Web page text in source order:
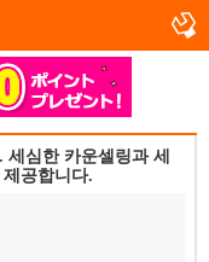
심한 카운셀링과 세
공합니다.